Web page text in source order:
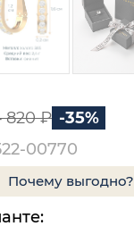
820 ₽ -35%
00770
Почему выгодно?